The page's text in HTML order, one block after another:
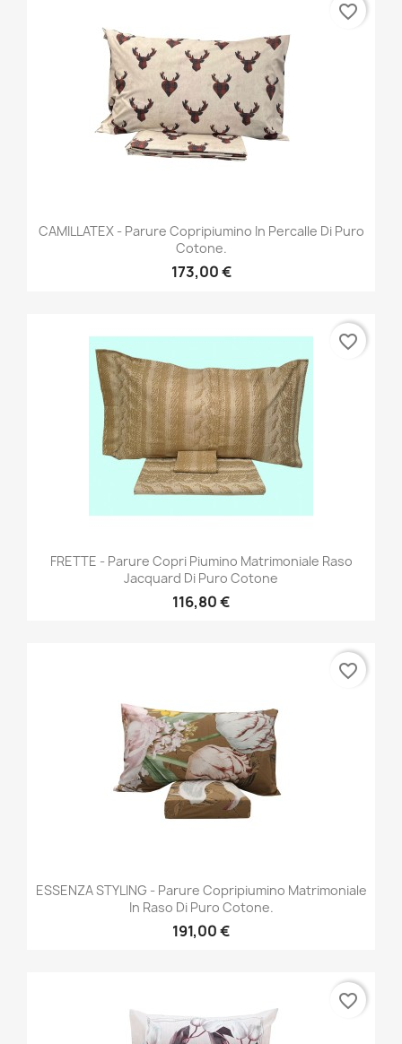
CAMILLATEX - Parure Copripiumino In Percalle Di Puro
Cotone.
173,00 €
favorite_border
FRETTE - Parure Copri Piumino Matrimoniale Raso
Jacquard Di Puro Cotone
116,80 €
favorite_border
ESSENZA STYLING - Parure Copripiumino Matrimoniale
In Raso Di Puro Cotone.
191,00 €
favorite_border
favorite_border